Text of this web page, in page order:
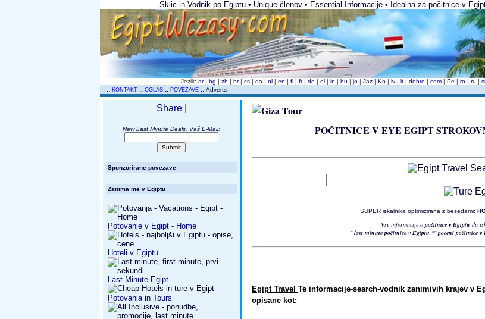
Sklic in Vodnik po Egiptu • Unique členov • Essential Informacije • Idealna za počitnice v
Jezik: ar | bg | zh | hr | cs | da | nl | en | fi | fr | de | el | in | hu | jo | Jaz | Ko | lv | lt | dobro | com | Pe | ro | ru |
:: KONTAKT :: OGLAS :: POVEZAVE :: Adverts
Share
New Last Minute Deals. Vaš E-Mail:
Sponzorirane povezave
Zanima me v Egiptu
Potovanje v Egipt - Home
Hoteli v Egiptu
Last Minute Egipt
Potovanja in Tours
POČITNICE V EYE EGIPT
SUPER iskalnika optimizirana z besedami:
Vse informacije opočitnice v Egiptu da
"last minute počitnice v Egiptu ""poceni počitnice v
Egipt Travel Te informacije-search-vodnik zanimivih krajev v
opisane kot: